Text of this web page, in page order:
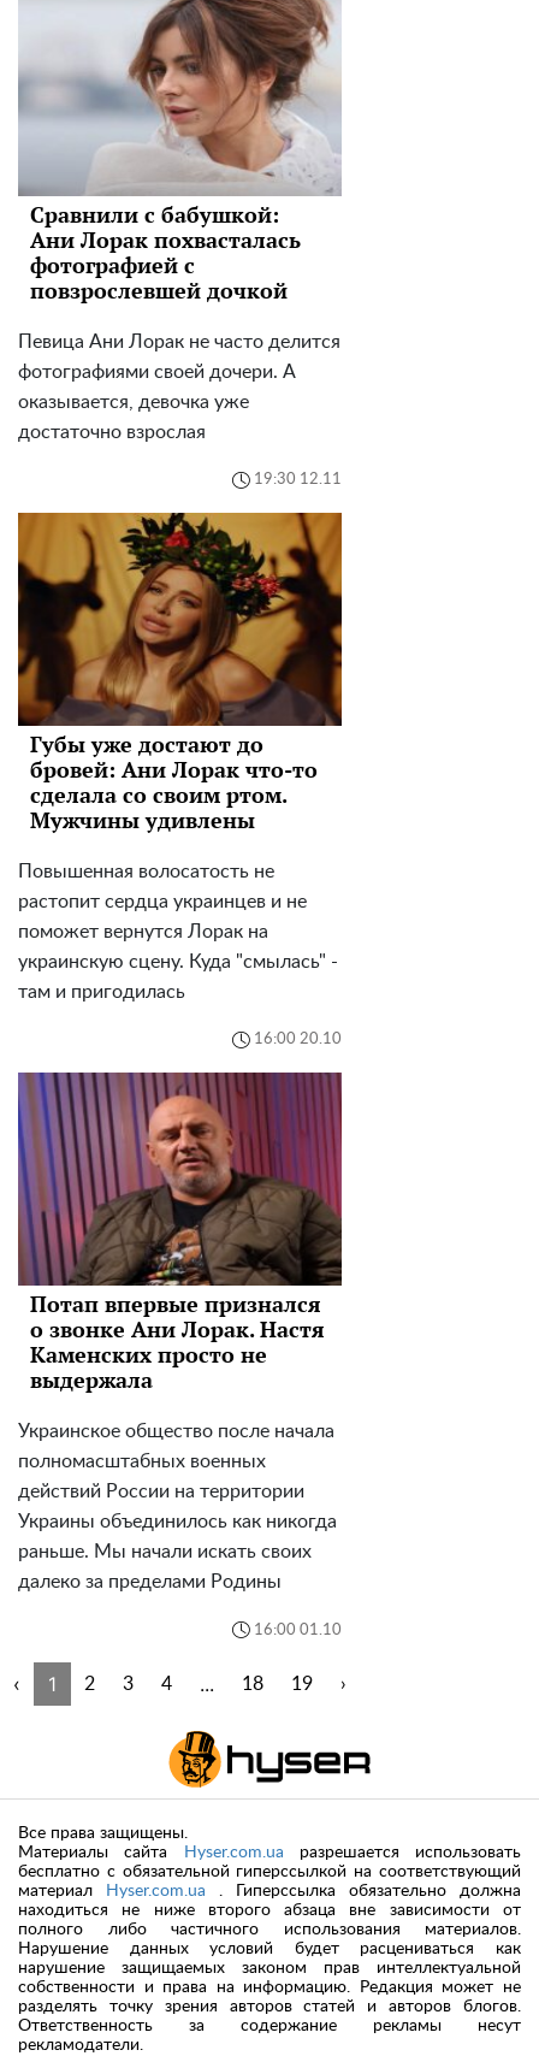
Сравнили с бабушкой:
Ани Лорак похвасталась
фотографией с
повзрослевшей дочкой
Певица Ани Лорак не часто делится
фотографиями своей дочери. А
оказывается, девочка уже
достаточно взрослая
19:30 12.11
Губы уже достают до
бровей: Ани Лорак что-то
сделала со своим ртом.
Мужчины удивлены
Повышенная волосатость не
растопит сердца украинцев и не
поможет вернутся Лорак на
украинскую сцену. Куда "смылась" -
там и пригодилась
16:00 20.10
Потап впервые признался
о звонке Ани Лорак. Настя
Каменских просто не
выдержала
Украинское общество после начала
полномасштабных военных
действий России на территории
Украины объединилось как никогда
раньше. Мы начали искать своих
далеко за пределами Родины
16:00 01.10
‹ 1 2 3 4 ... 18 19 ›
Все права защищены.
Материалы сайта
Hyser.com.ua разрешается использовать
бесплатно с обязательной гиперссылкой на соответствующий
материал
Hyser.com.ua . Гиперссылка обязательно должна
находиться не ниже второго абзаца вне зависимости от
полного либо частичного использования материалов.
Нарушение данных условий будет расцениваться как
нарушение защищаемых законом прав интеллектуальной
собственности и права на информацию. Редакция может не
разделять точку зрения авторов статей и авторов блогов.
Ответственность за содержание рекламы несут
рекламодатели.